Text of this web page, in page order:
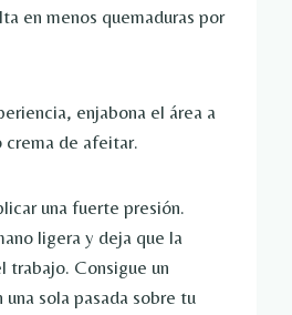
en menos quemaduras por
enjabona el área a
crema de afeitar.
una fuerte presión.
ligera y deja que la
trabajo. Consigue un
sola pasada sobre tu